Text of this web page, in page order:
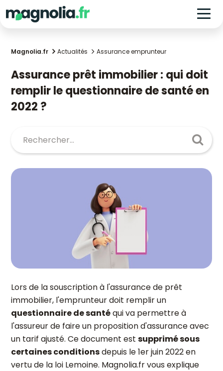
Magnolia.fr Actualités Assurance emprunteur
Assurance prêt immobilier : qui doit
remplir le questionnaire de santé en
2022 ?
Lors de la souscription à l'assurance de prêt
immobilier, l'emprunteur doit remplir un
questionnaire de santéqui va permettre à
l'assureur de faire un proposition d'assurance avec
un tarif ajusté. Ce document est supprimé sous
certaines conditionsdepuis le 1er juin 2022 en
vertu de la loi Lemoine. Magnolia.fr vous explique